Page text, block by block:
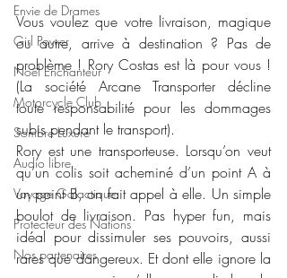
Envie de Drames
Girl Power
Noël Enchanteur
Motorcycle Club
Sombre Luxure
Audio libre
Voyage Galactique
Protecteur des Nations
Nos partenaires
Vous voulez que votre livraison, magique
ou autre, arrive à destination ? Pas de
problème ! Rory Costas est là pour vous !
(La société Arcane Transporter décline
toute responsabilité pour les dommages
subis pendant le transport).
Rory est une transporteuse. Lorsqu’on veut
qu’un colis soit acheminé d’un point A à
un point B, on fait appel à elle. Un simple
boulot de livraison. Pas hyper fun, mais
idéal pour dissimuler ses pouvoirs, aussi
rares que dangereux. Et dont elle ignore la